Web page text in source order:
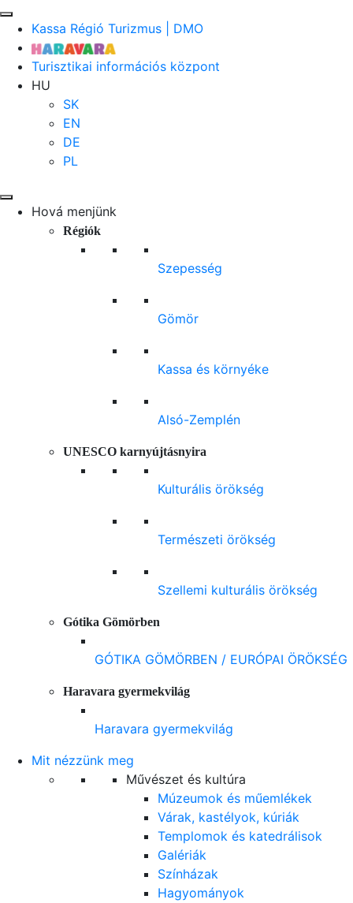
Kassa Régió Turizmus | DMO
Turisztikai információs központ
HU
SK
EN
DE
PL
Hová menjünk
Régiók
Szepesség
Gömör
Kassa és környéke
Alsó-Zemplén
UNESCO karnyújtásnyira
Kulturális örökség
Természeti örökség
Szellemi kulturális örökség
Gótika Gömörben
GÓTIKA GÖMÖRBEN / EURÓPAI ÖRÖKSÉG
Haravara gyermekvilág
Haravara gyermekvilág
Mit nézzünk meg
Művészet és kultúra
Múzeumok és műemlékek
Várak, kastélyok, kúriák
Templomok és katedrálisok
Galériák
Színházak
Hagyományok